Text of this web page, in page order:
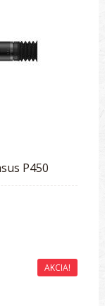
P450
AKCIA!